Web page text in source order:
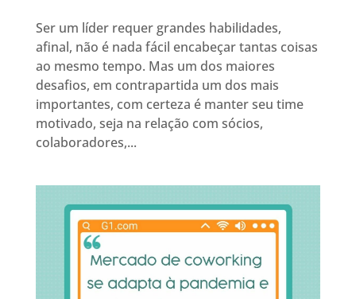
Ser um líder requer grandes habilidades,
afinal, não é nada fácil encabeçar tantas coisas
ao mesmo tempo. Mas um dos maiores
desafios, em contrapartida um dos mais
importantes, com certeza é manter seu time
motivado, seja na relação com sócios,
colaboradores,...